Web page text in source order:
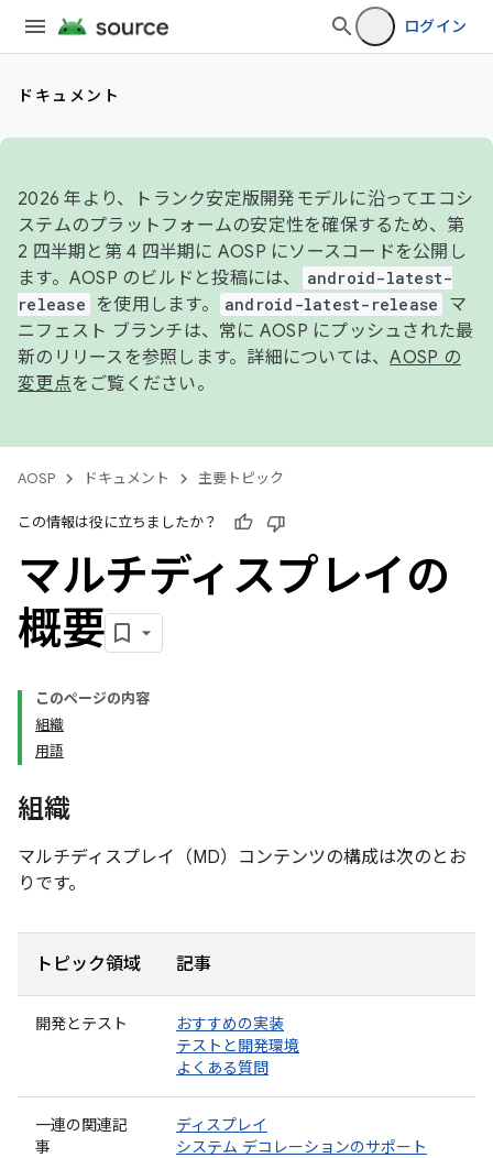
ログイン
ドキュメント
2026 年より、トランク安定版開発モデルに沿ってエコシ
ステムのプラットフォームの安定性を確保するため、第
2 四半期と第 4 四半期に AOSP にソースコードを公開し
ます。AOSP のビルドと投稿には、
android-latest-
release
を使用します。 android-latest-release
マ
ニフェスト ブランチは、常に AOSP にプッシュされた最
新のリリースを参照します。詳細については、AOSP の
変更点をご覧ください。
AOSP ドキュメント 主要トピック
この情報は役に立ちましたか？
マルチディスプレイの
概要
このページの内容
組織
用語
組織
マルチディスプレイ（MD）コンテンツの構成は次のとお
りです。
トピック領域 記事
開発とテスト
おすすめの実装
テストと開発環境
よくある質問
一連の関連記
事
ディスプレイ
システム デコレーションのサポート